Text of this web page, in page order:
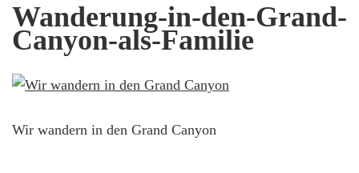
Wanderung-in-den-Grand-
Canyon-als-Familie
Wir wandern in den Grand Canyon